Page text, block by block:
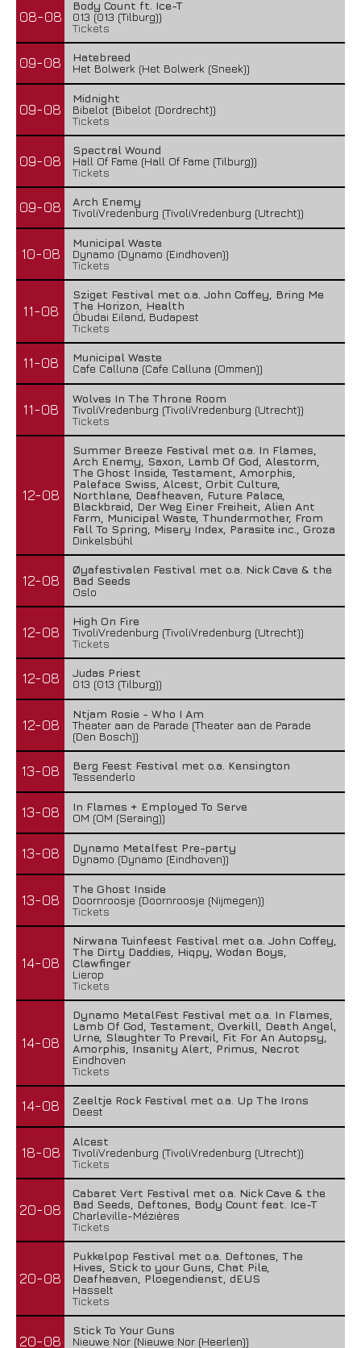
Boneripper – Radiant In Ruin
27 juli 2026
Waterparks – Jinx
26 juli 2026
Wailin’ Storms – The Arsonist
26 juli 2026
The Fifth Alliance – Stenahoria
22 juli 2026
Gallon – A Spell Called Reality
22 juli 2026
08-08
Body Count ft. Ice-T
013 (013 (Tilburg))
Tickets
09-08
Hatebreed
Het Bolwerk (Het Bolwerk (Sneek))
09-08
Midnight
Bibelot (Bibelot (Dordrecht))
Tickets
09-08
Spectral Wound
Hall Of Fame (Hall Of Fame (Tilburg))
Tickets
09-08
Arch Enemy
TivoliVredenburg (TivoliVredenburg (Utrecht))
10-08
Municipal Waste
Dynamo (Dynamo (Eindhoven))
Tickets
11-08
Sziget Festival met o.a. John Coffey, Bring Me
The Horizon, Health
Óbudai Eiland, Budapest
Tickets
11-08
Municipal Waste
Cafe Calluna (Cafe Calluna (Ommen))
11-08
Wolves In The Throne Room
TivoliVredenburg (TivoliVredenburg (Utrecht))
Tickets
12-08
Summer Breeze Festival met o.a. In Flames,
Arch Enemy, Saxon, Lamb Of God, Alestorm,
The Ghost Inside, Testament, Amorphis,
Paleface Swiss, Alcest, Orbit Culture,
Northlane, Deafheaven, Future Palace,
Blackbraid, Der Weg Einer Freiheit, Alien Ant
Farm, Municipal Waste, Thundermother, From
Fall To Spring, Misery Index, Parasite inc., Groza
Dinkelsbühl
12-08
Øyafestivalen Festival met o.a. Nick Cave & the
Bad Seeds
Oslo
12-08
High On Fire
TivoliVredenburg (TivoliVredenburg (Utrecht))
Tickets
12-08
Judas Priest
013 (013 (Tilburg))
12-08
Ntjam Rosie - Who I Am
Theater aan de Parade (Theater aan de Parade
(Den Bosch))
13-08
Berg Feest Festival met o.a. Kensington
Tessenderlo
13-08
In Flames + Employed To Serve
OM (OM (Seraing))
13-08
Dynamo Metalfest Pre-party
Dynamo (Dynamo (Eindhoven))
13-08
The Ghost Inside
Doornroosje (Doornroosje (Nijmegen))
Tickets
14-08
Nirwana Tuinfeest Festival met o.a. John Coffey,
The Dirty Daddies, Hiqpy, Wodan Boys,
Clawfinger
Lierop
Tickets
14-08
Dynamo MetalFest Festival met o.a. In Flames,
Lamb Of God, Testament, Overkill, Death Angel,
Urne, Slaughter To Prevail, Fit For An Autopsy,
Amorphis, Insanity Alert, Primus, Necrot
Eindhoven
Tickets
14-08
Zeeltje Rock Festival met o.a. Up The Irons
Deest
18-08
Alcest
TivoliVredenburg (TivoliVredenburg (Utrecht))
Tickets
20-08
Cabaret Vert Festival met o.a. Nick Cave & the
Bad Seeds, Deftones, Body Count feat. Ice-T
Charleville-Mézières
Tickets
20-08
Pukkelpop Festival met o.a. Deftones, The
Hives, Stick to your Guns, Chat Pile,
Deafheaven, Ploegendienst, dEUS
Hasselt
Tickets
20-08
Stick To Your Guns
Nieuwe Nor (Nieuwe Nor (Heerlen))